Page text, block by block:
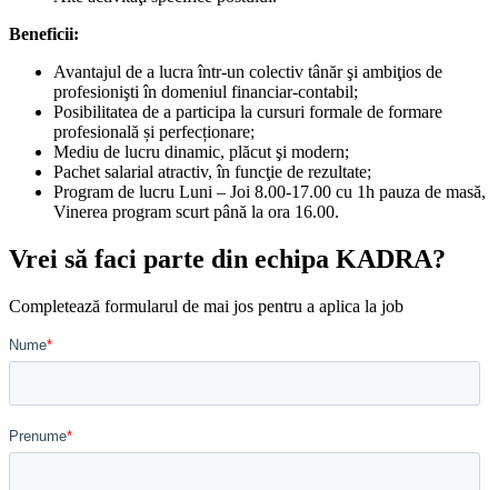
Beneficii:
Avantajul de a lucra într-un colectiv tânăr şi ambiţios de
profesionişti în domeniul financiar-contabil;
Posibilitatea de a participa la cursuri formale de formare
profesională și perfecționare;
Mediu de lucru dinamic, plăcut şi modern;
Pachet salarial atractiv, în funcţie de rezultate;
Program de lucru Luni – Joi 8.00-17.00 cu 1h pauza de masă,
Vinerea program scurt până la ora 16.00.
Vrei să faci parte din echipa KADRA?
Completează formularul de mai jos pentru a aplica la job